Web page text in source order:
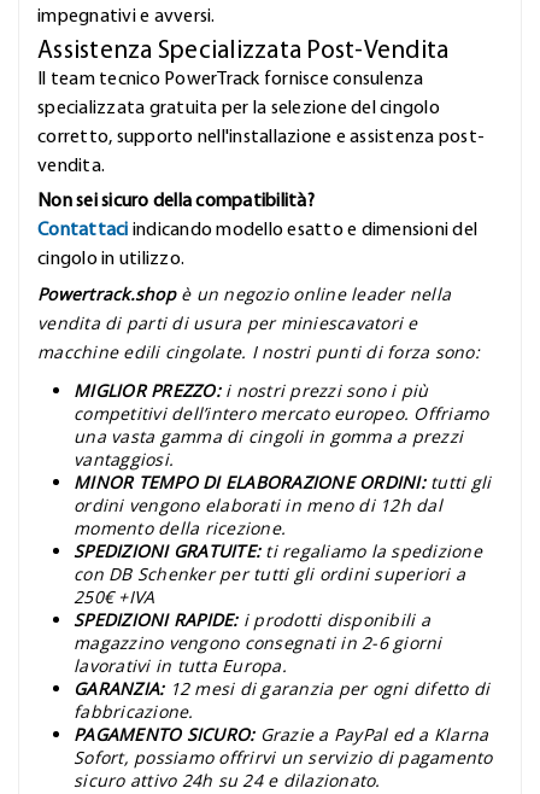
impegnativi e avversi.
Assistenza Specializzata Post-Vendita
Il team tecnico PowerTrack fornisce consulenza
specializzata gratuita per la selezione del cingolo
corretto, supporto nell'installazione e assistenza post-
vendita.
Non sei sicuro della compatibilità?
Contattaci indicando modello esatto e dimensioni del
cingolo in utilizzo.
Powertrack.shop è un negozio online leader nella
vendita di parti di usura per miniescavatori e
macchine edili cingolate. I nostri punti di forza sono:
MIGLIOR PREZZO: i nostri prezzi sono i più
competitivi dell’intero mercato europeo. Offriamo
una vasta gamma di cingoli in gomma a prezzi
vantaggiosi.
MINOR TEMPO DI ELABORAZIONE ORDINI: tutti gli
ordini vengono elaborati in meno di 12h dal
momento della ricezione.
SPEDIZIONI GRATUITE: ti regaliamo la spedizione
con DB Schenker per tutti gli ordini superiori a
250€ +IVA
SPEDIZIONI RAPIDE: i prodotti disponibili a
magazzino vengono consegnati in 2-6 giorni
lavorativi in tutta Europa.
GARANZIA: 12 mesi di garanzia per ogni difetto di
fabbricazione.
PAGAMENTO SICURO: Grazie a PayPal ed a Klarna
Sofort, possiamo offrirvi un servizio di pagamento
sicuro attivo 24h su 24 e dilazionato.